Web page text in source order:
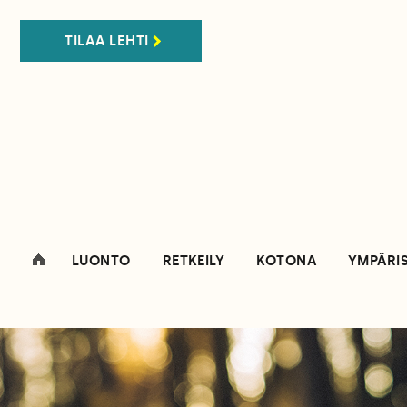
TILAA LEHTI
LUONTO RETKEILY KOTONA